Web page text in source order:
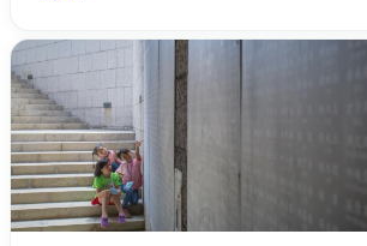
를 드러낸다: 타이완의 진입이 너무 느려 미국
장벽을 낮춰야 한다는 점이다. 타이완에서 46년
비행기를 만들어 온 한 회사가 오하이오주에 두
계획을 세우고 있다.